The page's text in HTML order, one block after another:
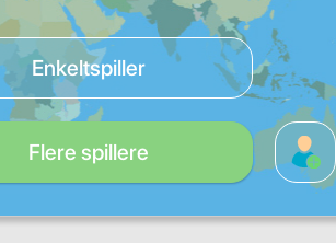
Enkeltspiller
Flere spillere